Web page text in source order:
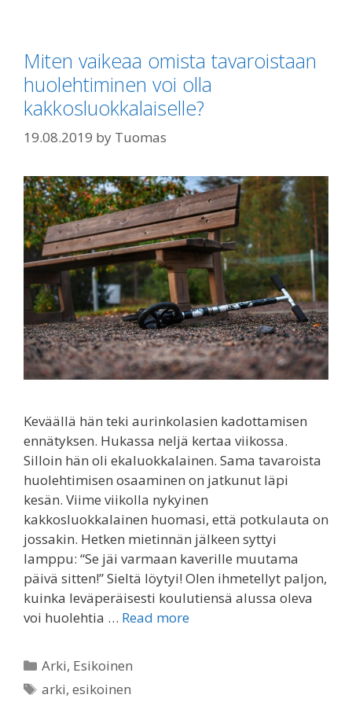
Miten vaikeaa omista tavaroistaan
huolehtiminen voi olla
kakkosluokkalaiselle?
19.08.2019 by Tuomas
Keväällä hän teki aurinkolasien kadottamisen
ennätyksen. Hukassa neljä kertaa viikossa.
Silloin hän oli ekaluokkalainen. Sama tavaroista
huolehtimisen osaaminen on jatkunut läpi
kesän. Viime viikolla nykyinen
kakkosluokkalainen huomasi, että potkulauta on
jossakin. Hetken mietinnän jälkeen syttyi
lamppu: “Se jäi varmaan kaverille muutama
päivä sitten!” Sieltä löytyi! Olen ihmetellyt paljon,
kuinka leväperäisesti koulutiensä alussa oleva
voi huolehtia … Read more
Categories
Arki, Esikoinen
Tags
arki,esikoinen